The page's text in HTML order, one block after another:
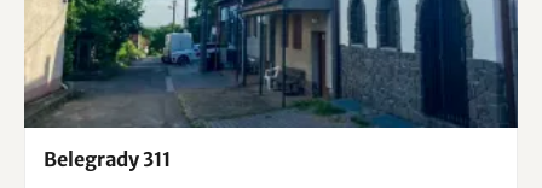
Belegrady 311